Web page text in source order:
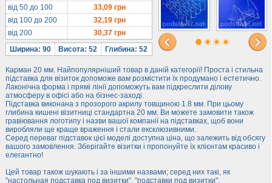
Гірки та подіуми
Під косметику
Під солодке
Для хот-догів
Лототрони
Ящики з акрилу
Цінники
Засоби захисту
Інформ. стенди
від 50 до 100
33,09 грн
від 100 до 200
32,19 грн
від 200
30,37 грн
Ширина: 90
Висота: 52 Глибина: 52
Карман 20 мм. Найпопулярніший товар в даній категорії! Проста і стильна
підставка для візиток допоможе вам розмістити їх продумано і естетично.
Лаконічна форма і прямі лінії допоможуть вам підкреслити ділову
атмосферу в офісі або на бізнес-заході.
Підставка виконана з прозорого акрилу товщиною 1.8 мм. При цьому
глибина кишені візитниці стандартна 20 мм. Ви можете замовити також
гравіювання логотипу і назви вашої компанії на підставках, щоб вони
виробляли ще краще враження і стали ексклюзивними.
Серед переваг підставок цієї моделі доступна ціна, що залежить від обсягу
вашого замовлення. Зберігайте візитки і пропонуйте їх клієнтам красиво і
елегантно!
Цей товар також шукають і за іншими назвами; серед них такі, як
"настольная подставка под визитки", "подставки под визитки".